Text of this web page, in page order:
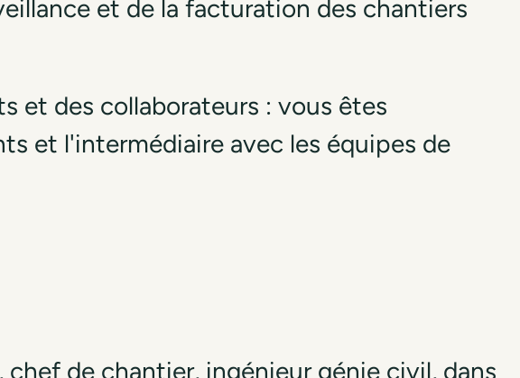
et de la facturation des chantiers
et des collaborateurs : vous êtes
et l'intermédiaire avec les équipes de
de chantier, ingénieur génie civil, dans